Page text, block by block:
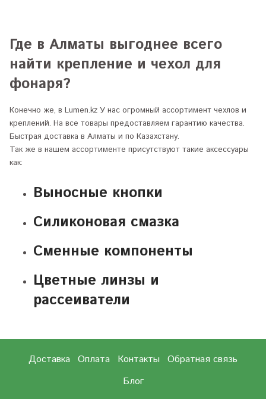
Где в Алматы выгоднее всего
найти крепление и чехол для
фонаря?
Конечно же, в Lumen.kz У нас огромный ассортимент чехлов и
креплений. На все товары предоставляем гарантию качества.
Быстрая доставка в Алматы и по Казахстану.
Так же в нашем ассортименте присутствуют такие аксессуары
как:
Выносные кнопки
Силиконовая смазка
Сменные компоненты
Цветные линзы и
рассеиватели
Доставка Оплата Контакты
Обратная связь
Блог